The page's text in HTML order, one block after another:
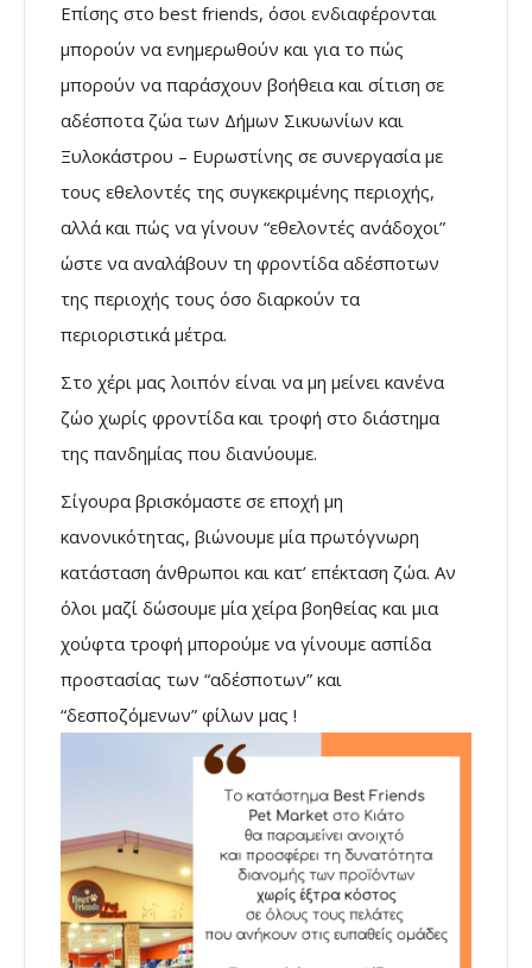
Επίσης στο best friends, όσοι ενδιαφέρονται
μπορούν να ενημερωθούν και για το πώς
μπορούν να παράσχουν βοήθεια και σίτιση σε
αδέσποτα ζώα των Δήμων Σικυωνίων και
Ξυλoκάστρου – Ευρωστίνης σε συνεργασία με
τους εθελοντές της συγκεκριμένης περιοχής,
αλλά και πώς να γίνουν “εθελοντές ανάδοχοι”
ώστε να αναλάβουν τη φροντίδα αδέσποτων
της περιοχής τους όσο διαρκούν τα
περιοριστικά μέτρα.
Στο χέρι μας λοιπόν είναι να μη μείνει κανένα
ζώο χωρίς φροντίδα και τροφή στο διάστημα
της πανδημίας που διανύουμε.
Σίγουρα βρισκόμαστε σε εποχή μη
κανονικότητας, βιώνουμε μία πρωτόγνωρη
κατάσταση άνθρωποι και κατ’ επέκταση ζώα. Αν
όλοι μαζί δώσουμε μία χείρα βοηθείας και μια
χούφτα τροφή μπορούμε να γίνουμε ασπίδα
προστασίας των “αδέσποτων” και
“δεσποζόμενων” φίλων μας !